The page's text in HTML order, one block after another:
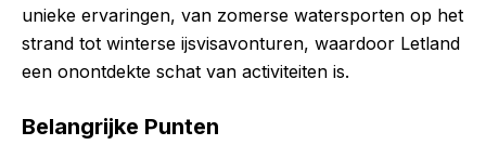
unieke ervaringen, van zomerse watersporten op het
strand tot winterse ijsvisavonturen, waardoor Letland
een onontdekte schat van activiteiten is.
Belangrijke Punten